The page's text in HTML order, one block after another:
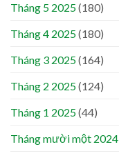
Tháng 5 2025(180)
Tháng 4 2025(180)
Tháng 3 2025(164)
Tháng 2 2025(124)
Tháng 1 2025(44)
Tháng mười một 2024